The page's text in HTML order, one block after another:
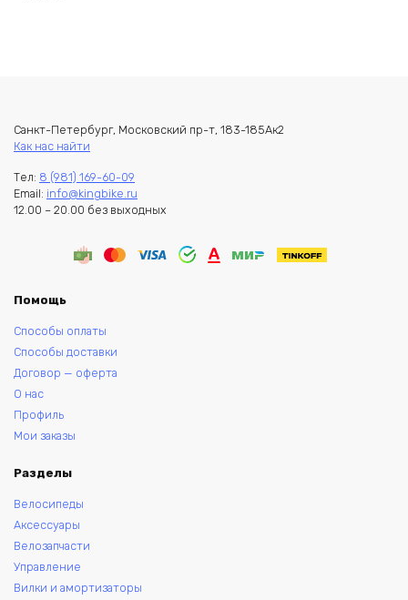
Санкт-Петербург, Московский пр-т, 183-185Ак2
Как нас найти
Тел: 8 (981) 169-60-09
Email: info@kingbike.ru
12.00 – 20.00 без выходных
Помощь
Способы оплаты
Способы доставки
Договор — оферта
О нас
Профиль
Мои заказы
Разделы
Велосипеды
Аксессуары
Велозапчасти
Управление
Вилки и амортизаторы